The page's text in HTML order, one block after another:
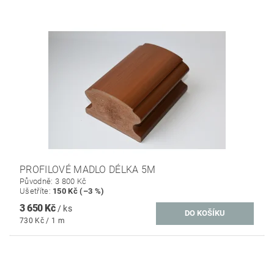
PROFILOVÉ MADLO DÉLKA 5M
Původně: 3 800 Kč
Ušetříte: 150 Kč (–3 %)
3 650 Kč / ks
730 Kč / 1 m